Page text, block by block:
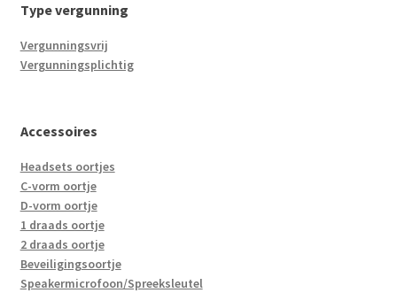
Type vergunning
Vergunningsvrij
Vergunningsplichtig
Accessoires
Headsets oortjes
C-vorm oortje
D-vorm oortje
1 draads oortje
2 draads oortje
Beveiligingsoortje
Speakermicrofoon/Spreeksleutel